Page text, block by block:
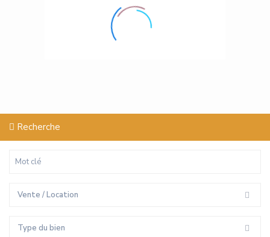
Recherche
Vente / Location
Type du bien